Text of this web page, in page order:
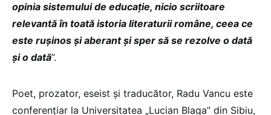
opinia sistemului de educație, nicio scriitoare
relevantă în toată istoria literaturii române, ceea ce
este rușinos și aberant și sper să se rezolve o dată
și o dată”.
Poet, prozator, eseist și traducător, Radu Vancu este
conferențiar la Universitatea „Lucian Blaga” din Sibiu,